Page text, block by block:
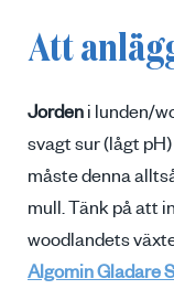
Att
Jorden i lunden/
svagt sur (lågt
måste denna
mull. Tänk på att
woodlandets
Algomin Gladare